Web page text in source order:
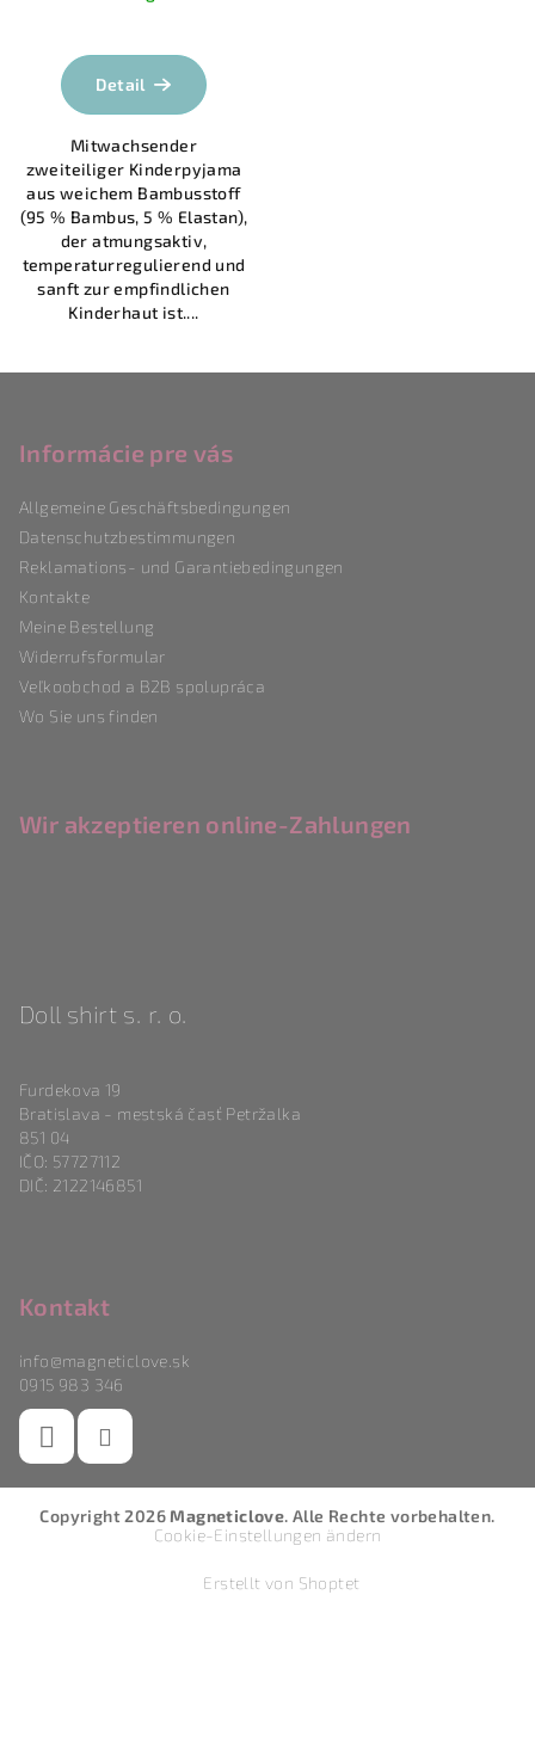
Detail
Mitwachsender
zweiteiliger Kinderpyjama
aus weichem Bambusstoff
(95 % Bambus, 5 % Elastan),
der atmungsaktiv,
temperaturregulierend und
sanft zur empfindlichen
Kinderhaut ist....
Informácie pre vás
Allgemeine Geschäftsbedingungen
Datenschutzbestimmungen
Reklamations- und Garantiebedingungen
Kontakte
Meine Bestellung
Widerrufsformular
Veľkoobchod a B2B spolupráca
Wo Sie uns finden
Wir akzeptieren online-Zahlungen
Doll shirt s. r. o.
Furdekova 19
Bratislava - mestská časť Petržalka
851 04
IČO: 57727112
DIČ: 2122146851
Kontakt
info@magneticlove.sk
0915 983 346
Copyright 2026Magneticlove. Alle Rechte vorbehalten.
Cookie-Einstellungen ändern
Erstellt von Shoptet